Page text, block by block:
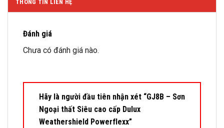
THÔNG TIN LIÊN HỆ
Đánh giá
Chưa có đánh giá nào.
Hãy là người đầu tiên nhận xét “GJ8B – Sơn
Ngoại thất Siêu cao cấp Dulux
Weathershield Powerflexx”